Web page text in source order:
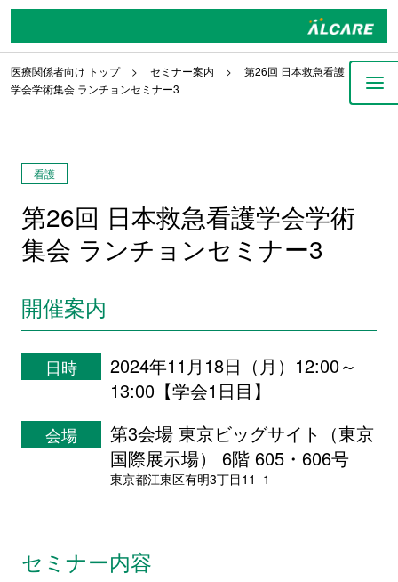
医療関係者向け トップ セミナー案内
第26回 日本救急看護
学会学術集会 ランチョンセミナー3
看護
第26回 日本救急看護学会学術
集会 ランチョンセミナー3
開催案内
日時
2024年11月18日（月）12:00～
13:00【学会1日目】
会場
第3会場 東京ビッグサイト（東京
国際展示場） 6階 605・606号
東京都江東区有明3丁目11−1
セミナー内容